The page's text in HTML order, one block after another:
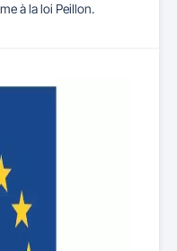
à la loi Peillon.